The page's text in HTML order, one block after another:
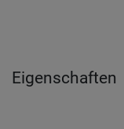
Eigenschaften